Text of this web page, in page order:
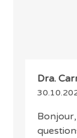
Dra.